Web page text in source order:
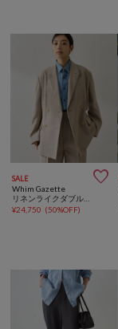
SALE 
Whim Gazette
リネンライクダブルテーラードジャケット
¥24,750 (50%OFF)